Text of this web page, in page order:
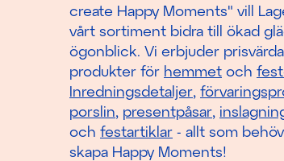
create Happy Moments" vill
vårt sortiment bidra till ökad
ögonblick. Vi erbjuder
produkter för hemmet och
Inredningsdetaljer,
porslin, presentpåsar,
och festartiklar - allt som
skapa Happy Moments!